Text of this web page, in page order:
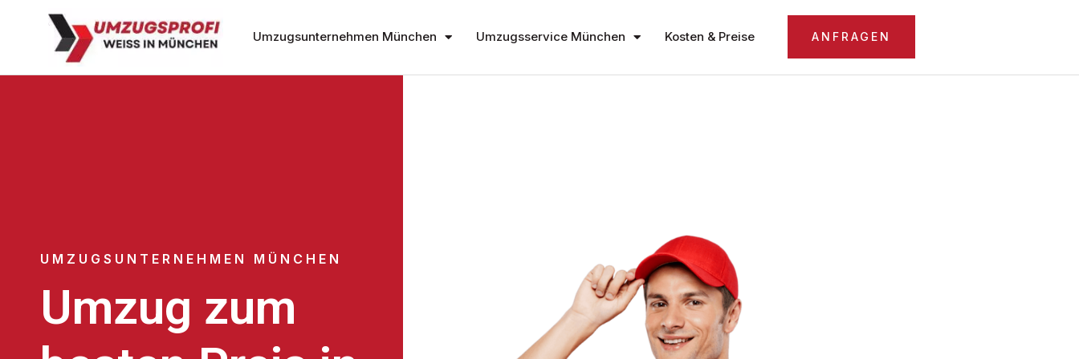
Umzugsunternehmen München Umzugsservice München Kosten & Preise ANFRAGEN
UMZUGSUNTERNEHMEN MÜNCHEN
Umzug zum